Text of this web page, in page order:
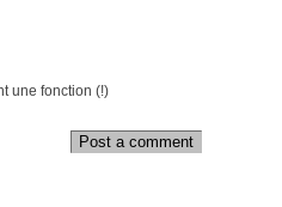
une fonction (!)
Post a comment